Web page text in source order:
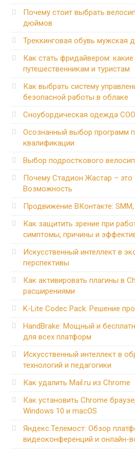
Почему стоит выбрать
дюймов
Треккинговая обувь мужская
Как стать фридайвером:
путешественникам и туристам
Как выбрать систему
безопасной работы в облаке
Сноубордическая одежда
Осознанный выбор программ
квалификации
Выбор подросткового
Почему Стадион Жастар – это
Возможность
Продвижение ВКонтакте:
Как защитить зрение при
симптомы, причины и
Искусственный интеллект в
перспективы
Как активировать плагины в
расширениями
K-Lite Codec Pack: Решение
HandBrake: Мощный и
для всех платформ
Искусственный интеллект в
технологий и педагогики
Как удалить Mail.ru из Chrome
Как установить Chrome
Windows 10 и macOS
Яндекс.Телемост: Обзор
видеоконференций и онлайн-